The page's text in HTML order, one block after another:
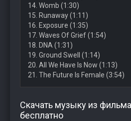
14. Womb (1:30)
15. Runaway (1:11)
16. Exposure (1:35)
17. Waves Of Grief (1:54)
18. DNA (1:31)
19. Ground Swell (1:14)
20. All We Have Is Now (1:13)
21. The Future Is Female (3:54)
Скачать музыку из
бесплатно